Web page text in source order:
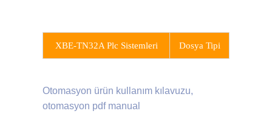
XBE-TN32A Plc Sistemleri Dosya Tipi
Otomasyon ürün kullanım kılavuzu,
otomasyon pdf manual